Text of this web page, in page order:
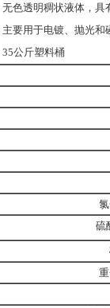
无色透明稠状液体，
主要用于电镀、抛光
公斤塑料桶
硫